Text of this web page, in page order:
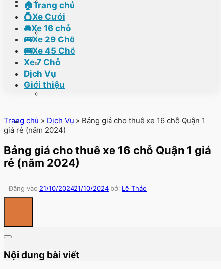
🏠Trang chủ
💍Xe Cưới
🚘Xe 16 chỗ
🚌Xe 29 Chỗ
🚌Xe 45 Chỗ
Xe 7 Chỗ
Dịch Vụ
Giới thiệu
Trang chủ » Dịch Vụ » Bảng giá cho thuê xe 16 chỗ Quận 1
giá rẻ (năm 2024)
Bảng giá cho thuê xe 16 chỗ Quận 1 giá
rẻ (năm 2024)
Đăng vào 21/10/202421/10/2024 bởi Lê Thảo
Nội dung bài viết